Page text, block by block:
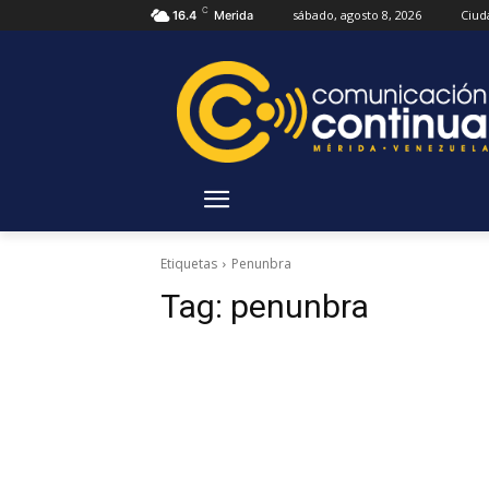
16.4 C Merida sábado, agosto 8, 2026
Etiquetas Penunbra
Tag: penunbra